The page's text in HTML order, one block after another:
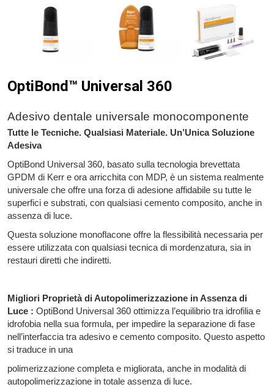
OptiBond™ Universal 360
Adesivo dentale universale monocomponente
Tutte le Tecniche. Qualsiasi Materiale. Un’Unica Soluzione
Adesiva
OptiBond Universal 360, basato sulla tecnologia brevettata
GPDM di Kerr e ora arricchita con MDP, è un sistema realmente
universale che offre una forza di adesione affidabile su tutte le
superfici e substrati, con qualsiasi cemento composito, anche in
assenza di luce.
Questa soluzione monoflacone offre la flessibilità necessaria per
essere utilizzata con qualsiasi tecnica di mordenzatura, sia in
restauri diretti che indiretti.
Migliori Proprietà di Autopolimerizzazione in Assenza di
Luce : OptiBond Universal 360 ottimizza l’equilibrio tra idrofilia e
idrofobia nella sua formula, per impedire la separazione di fase
nell’interfaccia tra adesivo e cemento composito. Questo aspetto
si traduce in una
polimerizzazione completa e migliorata, anche in modalità di
autopolimerizzazione in totale assenza di luce.